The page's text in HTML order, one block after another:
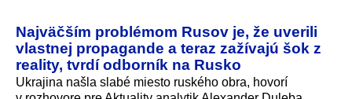
Najväčším problémom Rusov je, že uverili
vlastnej propagande a teraz zažívajú šok z
reality, tvrdí odborník na Rusko
Ukrajina našla slabé miesto ruského obra, hovorí